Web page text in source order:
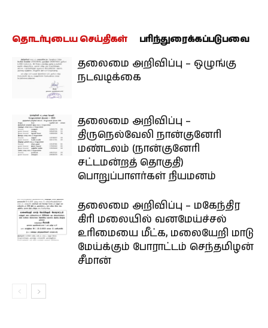
தொடர்புடைய செய்திகள் பரிந்துரைக்கப்படுபவை
தலைமை அறிவிப்பு – ஒழுங்கு
நடவடிக்கை
தலைமை அறிவிப்பு –
திருநெல்வேலி நான்குனேரி
மண்டலம் (நான்குனேரி
சட்டமன்றத் தொகுதி)
பொறுப்பாளர்கள் நியமனம்
தலைமை அறிவிப்பு – மகேந்திர
கிரி மலையில் வனமேய்ச்சல்
உரிமையை மீட்க, மலையேறி மாடு
மேய்க்கும் போராட்டம் செந்தமிழன்
சீமான்